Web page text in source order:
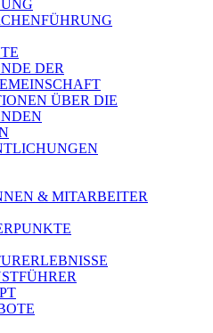
DER
ÜBER DIE
& MITARBEITER